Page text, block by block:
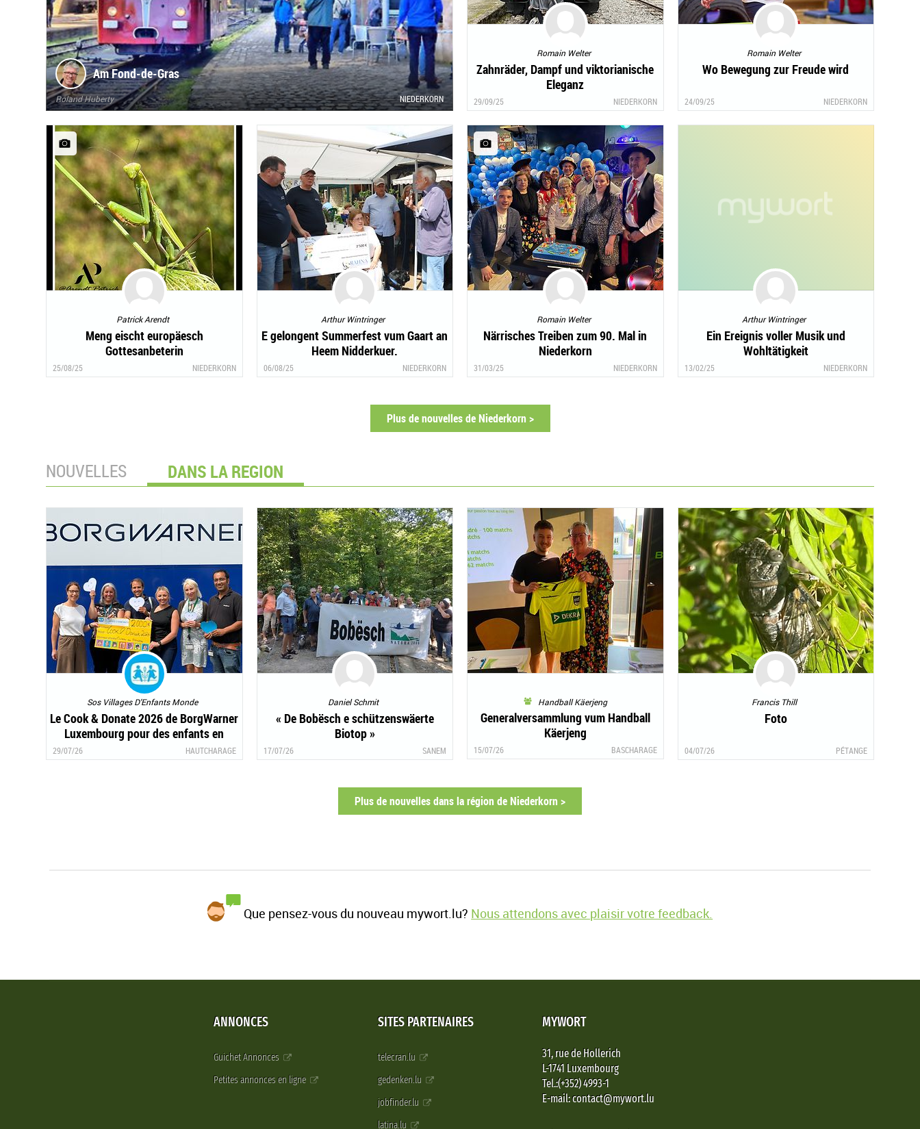
Am Fond-de-Gras
Roland Huberty NIEDERKORN
Romain Welter
Zahnräder, Dampf und viktorianische
Eleganz
29/09/25 NIEDERKORN
Romain Welter
Wo Bewegung zur Freude wird
24/09/25 NIEDERKORN
Patrick Arendt
Meng eischt europäesch
Gottesanbeterin
25/08/25 NIEDERKORN
Arthur Wintringer
E gelongent Summerfest vum Gaart an
Heem Nidderkuer.
06/08/25 NIEDERKORN
Romain Welter
Närrisches Treiben zum 90. Mal in
Niederkorn
31/03/25 NIEDERKORN
Arthur Wintringer
Ein Ereignis voller Musik und
Wohltätigkeit
13/02/25 NIEDERKORN
Plus de nouvelles de Niederkorn >
NOUVELLES DANS LA REGION
Sos Villages D'Enfants Monde
Le Cook & Donate 2026 de BorgWarner
Luxembourg pour des enfants en
29/07/26 HAUTCHARAGE
Daniel Schmit
« De Bobësch e schützenswäerte
Biotop »
17/07/26 SANEM
Handball Käerjeng
Generalversammlung vum Handball
Käerjeng
15/07/26 BASCHARAGE
Francis Thill
Foto
04/07/26 PÉTANGE
Plus de nouvelles dans la région de Niederkorn >
Que pensez-vous du nouveau mywort.lu? Nous attendons avec plaisir votre feedback.
ANNONCES
Guichet Annonces
Petites annonces en ligne
SITES PARTENAIRES
telecran.lu
gedenken.lu
jobfinder.lu
latina.lu
MYWORT
31, rue de Hollerich
L-1741 Luxembourg
Tel.:(+352) 4993-1
E-mail: contact@mywort.lu